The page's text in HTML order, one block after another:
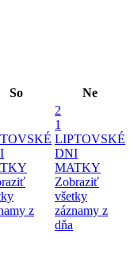
So Ne
z
2
1
LIPTOVSKÉ
DNI
MATKY
Zobraziť
všetky
záznamy z
dňa